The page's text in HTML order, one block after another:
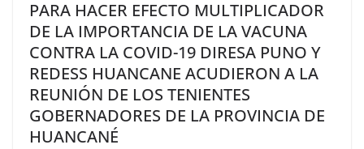
PARA HACER EFECTO MULTIPLICADOR
DE LA IMPORTANCIA DE LA VACUNA
CONTRA LA COVID-19 DIRESA PUNO Y
REDESS HUANCANE ACUDIERON A LA
REUNIÓN DE LOS TENIENTES
GOBERNADORES DE LA PROVINCIA DE
HUANCANÉ